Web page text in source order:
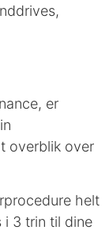
er
overblik over
helt
i 3 trin til dine